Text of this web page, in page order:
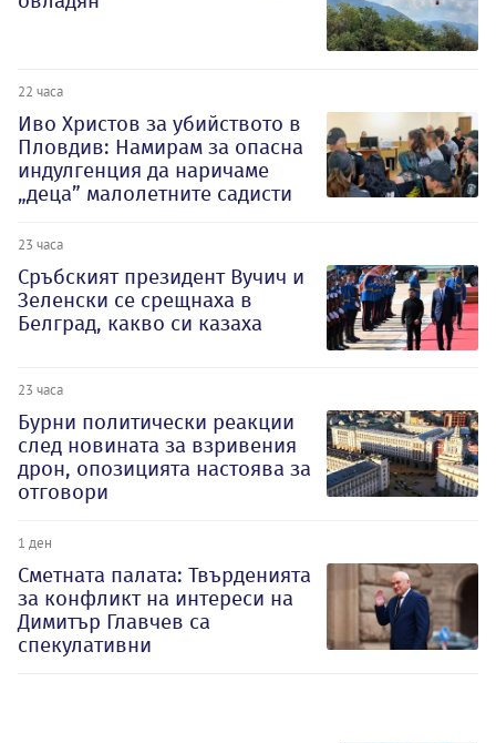
22 часа
Иво Христов за убийството в
Пловдив: Намирам за опасна
индулгенция да наричаме
„деца” малолетните садисти
23 часа
Сръбският президент Вучич и
Зеленски се срещнаха в
Белград, какво си казаха
23 часа
Бурни политически реакции
след новината за взривения
дрон, опозицията настоява за
отговори
1 ден
Сметната палата: Твърденията
за конфликт на интереси на
Димитър Главчев са
спекулативни